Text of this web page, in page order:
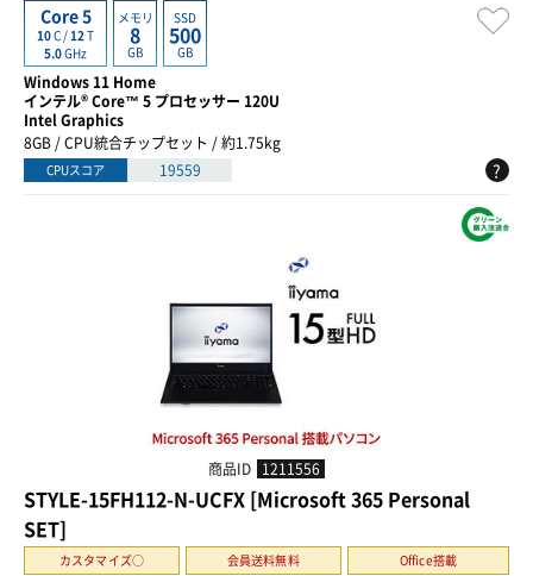
Core 5
10C /12T
5.0GHz
メモリ
8
GB
SSD
500
GB
Windows 11 Home
インテル® Core™ 5 プロセッサー 120U
Intel Graphics
8GB / CPU統合チップセット / 約1.75kg
CPUスコア 19559 ?
商品ID 1211556
STYLE-15FH112-N-UCFX [Microsoft 365 Personal
SET]
カスタマイズ○ 会員送料無料 Office搭載